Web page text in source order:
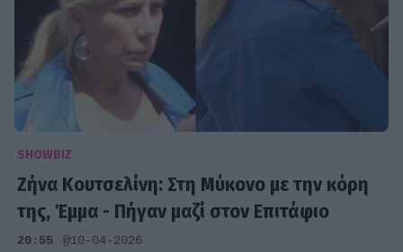
SHOWBIZ
Ζήνα Κουτσελίνη: Στη Μύκονο με την κόρη
της, Έμμα - Πήγαν μαζί στον Επιτάφιο
20:55 @10-04-2026